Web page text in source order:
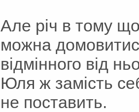
Але річ в тому
можна
відмінного від
Юля ж замість
не поставить.